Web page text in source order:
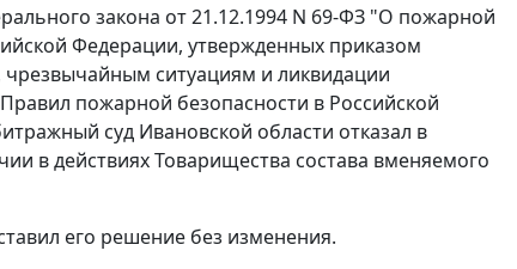
закона от 21.12.1994 N 69-ФЗ "О пожарной
Федерации, утвержденных приказом
ситуациям и ликвидации
пожарной безопасности в Российской
суд Ивановской области отказал в
в действиях Товарищества состава вменяемого
его решение без изменения.